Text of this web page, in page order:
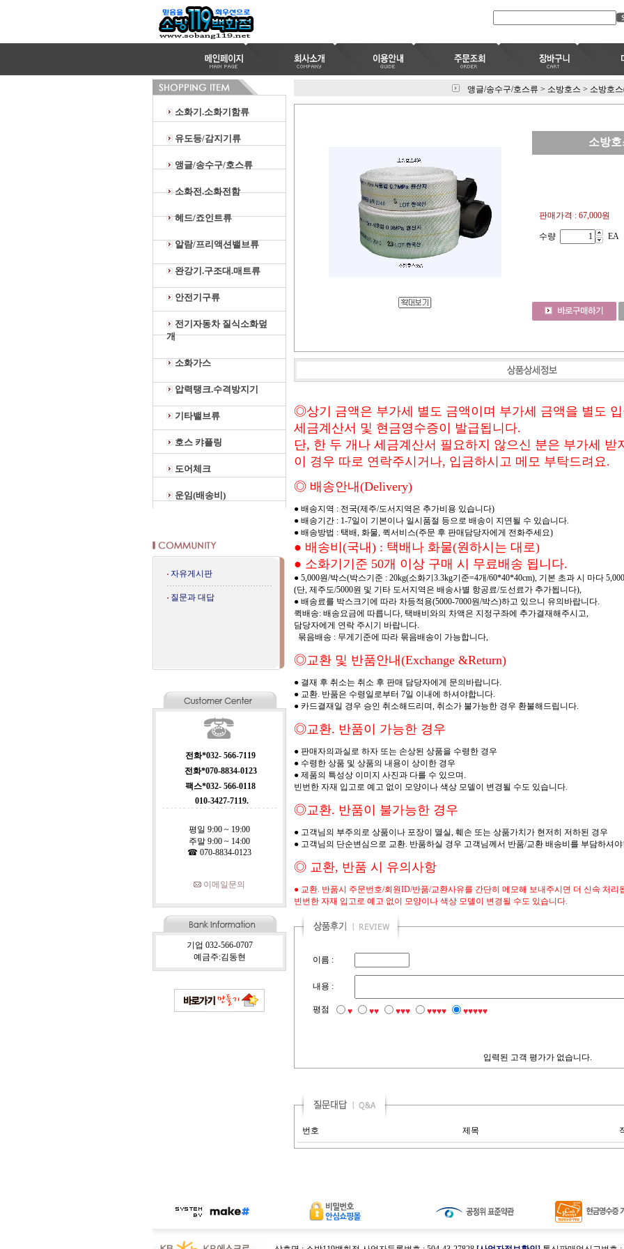
소화기.소화기함류
유도등/감지기류
앵글/송수구/호스류
소화전.소화전함
헤드/죠인트류
알람/프리액션밸브류
완강기.구조대.매트류
안전기구류
전기자동차 질식소화덮
개
소화가스
압력탱크.수격방지기
기타밸브류
호스 캬플링
도어체크
운임(배송비)
자유게시판
질문과 대답
전화*032- 566-7119
전화*070-8834-0123
팩스*032- 566-0118
010-3427-7119.
평일 9:00 ~ 19:00
주말 9:00 ~ 14:00
☎ 070-8834-0123
이메일문의
기업 032-566-0707
예금주:김동현
앵글/송수구/호스류 > 소방호스 > 소방호
소방
판매가격 : 67,000원
수량 EA
◎상기 금액은 부가세 별도 금액이며 부가세 금액을 별도
세금계산서 및 현금영수증이 발급됩니다.
단, 한 두 개나 세금계산서 필요하지 않으신 분은 부가세 받
이 경우 따로 연락주시거나, 입금하시고 메모 부탁드려요.
◎ 배송안내(Delivery)
● 배송지역 : 전국(제주/도서지역은 추가비용 있습니다)
● 배송기간 : 1-7일이 기본이나 일시품절 등으로 배송이 지연될 수 있습니다.
● 배송방법 : 택배, 화물, 퀵서비스(주문 후 판매담당자에게 전화주세요)
● 배송비(국내) : 택배나 화물(원하시는 대로)
● 소화기기준 50개 이상 구매 시 무료배송 됩니다.
● 5,000원/박스(박스기준 : 20kg(소화기3.3kg기준=4개/60*40*40cm), 기본 초과 시 마다
(단, 제주도/5000원 및 기타 도서지역은 배송사별 항공료/도선료가 추가됩니다),
● 배송료를 박스크기에 따라 차등적용(5000-7000원/박스)하고 있으니 유의바랍니다.
퀵배송: 배송요금에 따릅니다, 택배비와의 차액은 지정구좌에 추가결재해주시고,
담당자에게 연락 주시기 바랍니다.
묶음배송 : 무게기준에 따라 묶음배송이 가능합니다,
◎교환 및 반품안내(Exchange &Return)
● 결재 후 취소는 취소 후 판매 담당자에게 문의바랍니다.
● 교환. 반품은 수령일로부터 7일 이내에 하셔야합니다.
● 카드결재일 경우 승인 취소해드리며, 취소가 불가능한 경우 환불해드립니다.
◎교환. 반품이 가능한 경우
● 판매자의과실로 하자 또는 손상된 상품을 수령한 경우
● 수령한 상품 및 상품의 내용이 상이한 경우
● 제품의 특성상 이미지 사진과 다를 수 있으며.
빈번한 자재 입고로 예고 없이 모양이나 색상 모델이 변경될 수도 있습니다.
◎교환. 반품이 불가능한 경우
● 고객님의 부주의로 상품이나 포장이 멸실, 훼손 또는 상품가치가 현저히 저하된 경우
● 고객님의 단순변심으로 교환. 반품하실 경우 고객님께서 반품/교환 배송비를 부담하셔야
◎ 교환, 반품 시 유의사항
● 교환. 반품시 주문번호/회원ID/반품/교환사유를 간단히 메모해 보내주시면 더 신속 처리
빈번한 자재 입고로 예고 없이 모양이나 색상 모델이 변경될 수도 있습니다.
이름 :
내용 :
평점 ♥ ♥♥ ♥♥♥ ♥♥♥♥ ♥♥♥♥♥
입력된 고객 평가가 없습니다.
번호 제목